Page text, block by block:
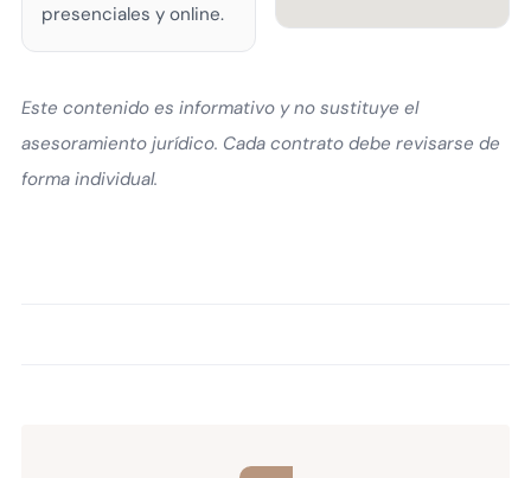
presenciales y online.
Este contenido es informativo y no sustituye el
asesoramiento jurídico. Cada contrato debe revisarse de
forma individual.